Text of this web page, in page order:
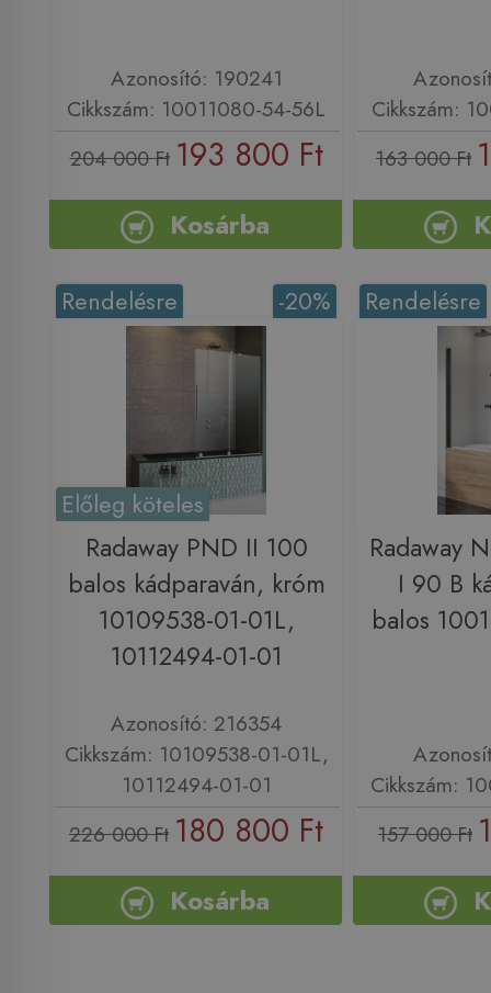
Azonosító: 190241
Cikkszám: 10011080-54-56L
204 000 Ft 193 800 Ft
Kosárba
Cikkszám:
163 000 Ft
-20%
Rendelésre
Előleg köteles
Radaway PND II 100
balos kádparaván, króm
10109538-01-01L,
10112494-01-01
Azonosító: 216354
Cikkszám: 10109538-01-01L,
10112494-01-01
226 000 Ft 180 800 Ft
Kosárba
Rendelésre
Radaway
I 90 B
balos
Cikkszám:
157 000 Ft